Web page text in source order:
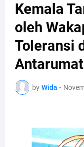
Kemala
oleh
Toleransi
by Wida -